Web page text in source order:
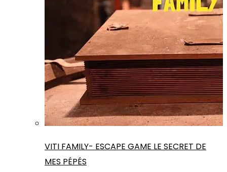
VITI FAMILY- ESCAPE GAME LE SECRET DE
MES PÉPÉS